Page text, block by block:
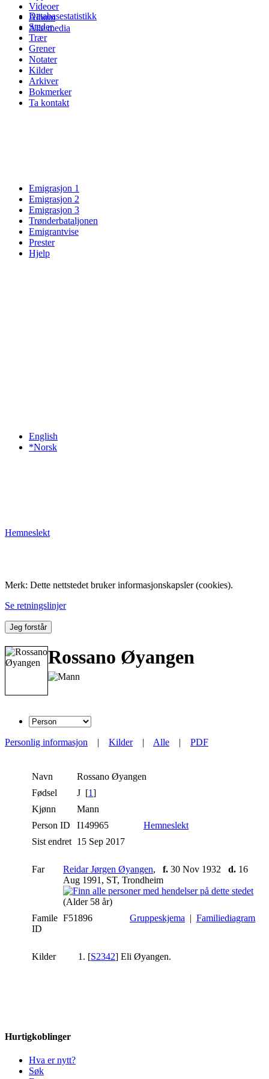
Videoer
Album
Alle media
Databasestatistikk
Steder
Trær
Grener
Notater
Kilder
Arkiver
Bokmerker
Ta kontakt
Emigrasjon 1
Emigrasjon 2
Emigrasjon 3
Trønderbataljonen
Emigrantvise
Prester
Hjelp
English
*Norsk
Hemneslekt
Merk: Dette nettstedet bruker informasjonskapsler (cookies).
Se retningslinjer
Jeg forstår
Rossano Øyangen
Personlig informasjon | Kilder| Alle | PDF
Navn Rossano Øyangen
Fødsel
J [1]
Kjønn
Mann
Person ID
I149965
Hemneslekt
Sist endret 15 Sep 2017
Far Reidar Jørgen Øyangen, f. 30 Nov 1932 d. 16
Aug 1991, ST, Trondheim
(Alder 58 år)
Famile
ID
F51896 Gruppeskjema | Familiediagram
Kilder [S2342] Eli Øyangen.
Hurtigkoblinger
Hva er nytt?
Søk